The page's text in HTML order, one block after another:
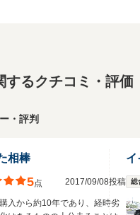
するクチコミ・評価
・評判
相棒
5点 2017/09/08投稿
購入から約10年であり、経時劣
イ
総